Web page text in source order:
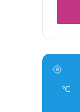
℃